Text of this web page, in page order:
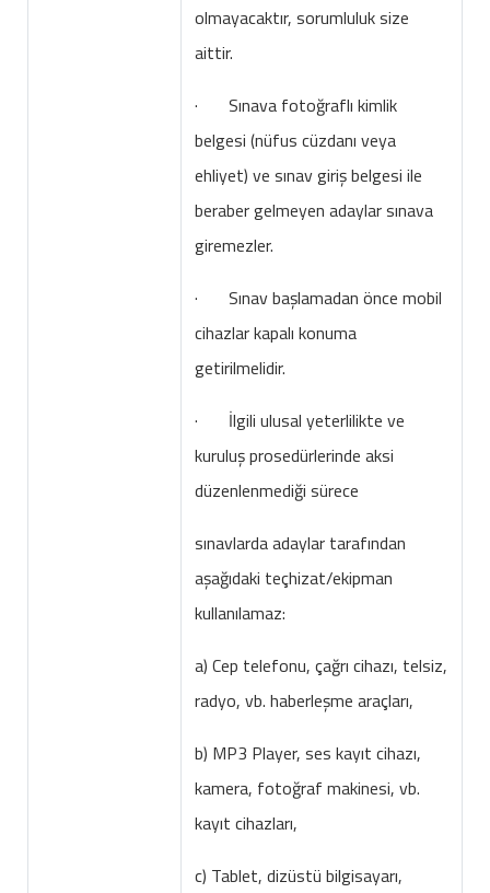
olmayacaktır, sorumluluk size
aittir.
· Sınava fotoğraflı kimlik
belgesi (nüfus cüzdanı veya
ehliyet) ve sınav giriş belgesi ile
beraber gelmeyen adaylar sınava
giremezler.
· Sınav başlamadan önce mobil
cihazlar kapalı konuma
getirilmelidir.
· İlgili ulusal yeterlilikte ve
kuruluş prosedürlerinde aksi
düzenlenmediği sürece
sınavlarda adaylar tarafından
aşağıdaki teçhizat/ekipman
kullanılamaz:
a) Cep telefonu, çağrı cihazı, telsiz,
radyo, vb. haberleşme araçları,
b) MP3 Player, ses kayıt cihazı,
kamera, fotoğraf makinesi, vb.
kayıt cihazları,
c) Tablet, dizüstü bilgisayarı,